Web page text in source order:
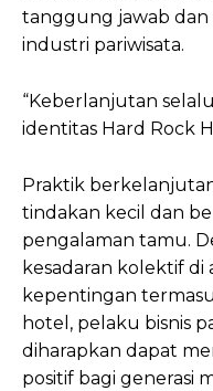
tanggung jawab
industri pariwisata.
“Keberlanjutan
identitas Hard Rock
Praktik
tindakan kecil dan
pengalaman tamu.
kesadaran kolektif
kepentingan
hotel, pelaku bisnis
diharapkan dapat
positif bagi generasi